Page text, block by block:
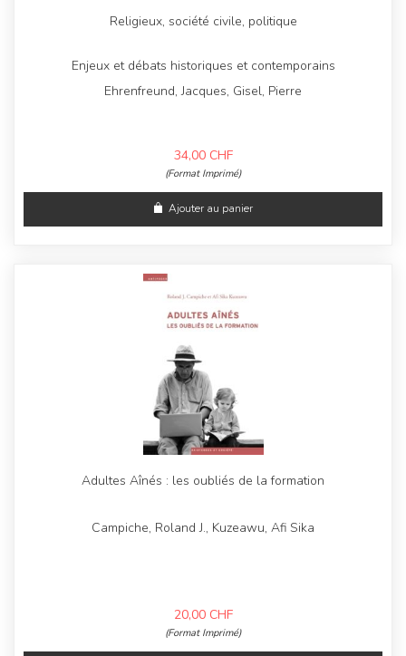
Religieux, société civile, politique
Enjeux et débats historiques et contemporains
Ehrenfreund, Jacques, Gisel, Pierre
34,00 CHF
(Format Imprimé)
Ajouter au panier
Adultes Aînés : les oubliés de la formation
Campiche, Roland J., Kuzeawu, Afi Sika
20,00 CHF
(Format Imprimé)